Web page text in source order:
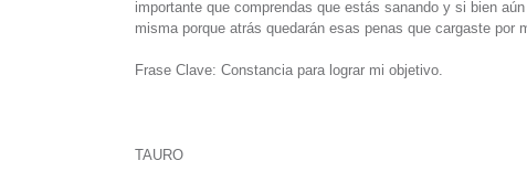
importante que comprendas que estás sanando y si bien
misma porque atrás quedarán esas penas que cargaste por
Frase Clave: Constancia para lograr mi objetivo.
TAURO